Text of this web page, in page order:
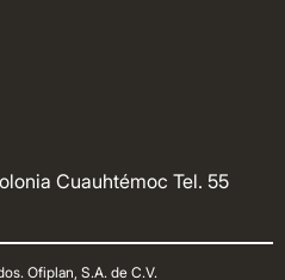
Cuauhtémoc Tel. 55
Ofiplan, S.A. de C.V.